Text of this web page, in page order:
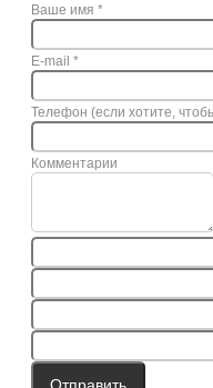
Ваше имя *
E-mail *
Телефон (если хотите,
Комментарии